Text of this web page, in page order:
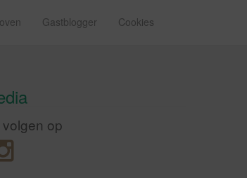
Gastblogger Cookies
op